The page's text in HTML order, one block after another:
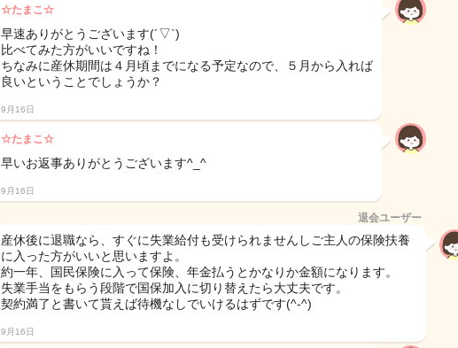
☆たまこ☆
早速ありがとうございます(´▽`)
比べてみた方がいいですね！
ちなみに産休期間は４月頃までになる予定なので、５月から入れば
良いということでしょうか？
9月16日
☆たまこ☆
早いお返事ありがとうございます^_^
9月16日
退会ユーザー
産休後に退職なら、すぐに失業給付も受けられませんしご主人の保険扶養
に入った方がいいと思いますよ。
約一年、国民保険に入って保険、年金払うとかなりか金額になります。
失業手当をもらう段階で国保加入に切り替えたら大丈夫です。
契約満了と書いて貰えば待機なしでいけるはずです(^-^)
9月16日